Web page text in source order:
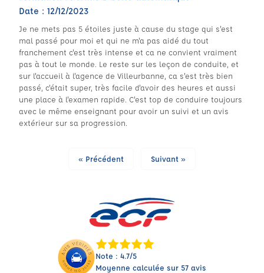
Date : 12/12/2023
Je ne mets pas 5 étoiles juste à cause du stage qui s'est
mal passé pour moi et qui ne m'a pas aidé du tout
franchement c'est très intense et ca ne convient vraiment
pas à tout le monde. Le reste sur les leçon de conduite, et
sur l'accueil à l'agence de Villeurbanne, ca s'est très bien
passé, c'était super, très facile d'avoir des heures et aussi
une place à l'examen rapide. C'est top de conduire toujours
avec le même enseignant pour avoir un suivi et un avis
extérieur sur sa progression.
« Précédent Suivant »
Note : 4.7/5
Moyenne calculée sur 57 avis